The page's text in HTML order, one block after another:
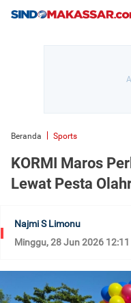
Beranda Sports
KORMI Maros
Lewat Pesta
Najmi S Limonu
Minggu, 28 Jun 2026 12:11